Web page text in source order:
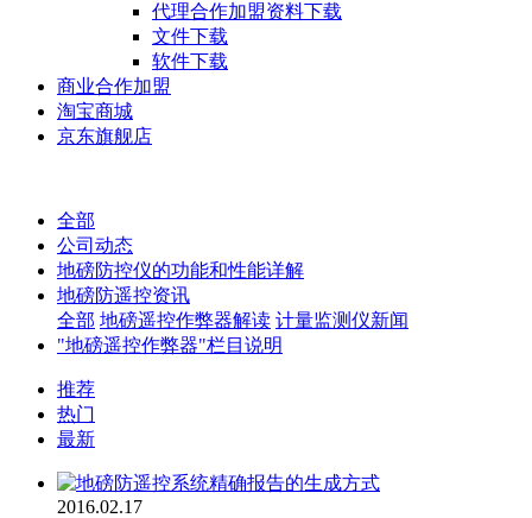
代理合作加盟资料下载
文件下载
软件下载
商业合作加盟
淘宝商城
京东旗舰店
全部
公司动态
地磅防控仪的功能和性能详解
地磅防遥控资讯
全部 地磅遥控作弊器解读 计量监测仪新闻
"地磅遥控作弊器"栏目说明
推荐
热门
最新
2016.02.17